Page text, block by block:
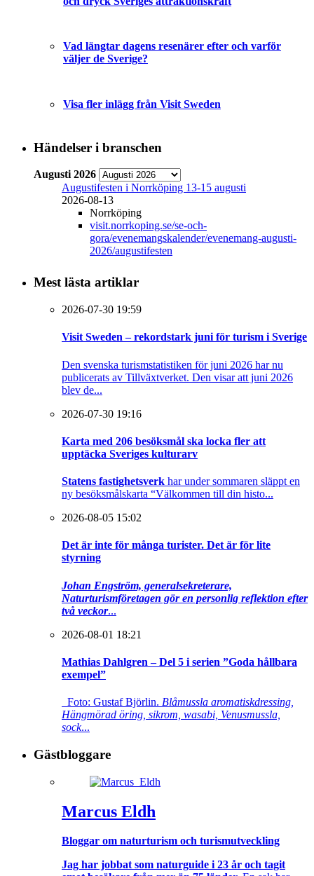
Vad längtar dagens resenärer efter och varför
väljer de Sverige?
Visa fler inlägg från Visit Sweden
Händelser i branschen
Augusti 2026
Augustifesten i Norrköping 13-15 augusti
2026-08-13
Norrköping
visit.norrkoping.se/se-och-
gora/evenemangskalender/evenemang-augusti-
2026/augustifesten
Mest lästa artiklar
2026-07-30 19:59
Visit Sweden – rekordstark juni för turism i Sverige
Den svenska turismstatistiken för juni 2026 har nu
publicerats av Tillväxtverket. Den visar att juni 2026
blev de...
2026-07-30 19:16
Karta med 206 besöksmål ska locka fler att
upptäcka Sveriges kulturarv
Statens fastighetsverk har under sommaren släppt en
ny besöksmålskarta “Välkommen till din histo...
2026-08-05 15:02
Det är inte för många turister. Det är för lite
styrning
Johan Engström, generalsekreterare,
Naturturismföretagen gör en personlig reflektion efter
två veckor...
2026-08-01 18:21
Mathias Dahlgren – Del 5 i serien ”Goda hållbara
exempel”
Foto: Gustaf Björlin. Blåmussla aromatiskdressing,
Hängmörad öring, sikrom, wasabi, Venusmussla,
sock...
Gästbloggare
Marcus Eldh
Bloggar om naturturism och turismutveckling
Jag har jobbat som naturguide i 23 år och tagit